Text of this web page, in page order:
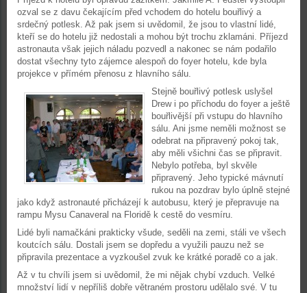
ozval se z davu čekajícím před vchodem do hotelu bouřlivý a
srdečný potlesk. Až pak jsem si uvědomil, že jsou to vlastní lidé,
kteří se do hotelu již nedostali a mohou být trochu zklamáni. Příjezd
astronauta však jejich náladu pozvedl a nakonec se nám podařilo
dostat všechny tyto zájemce alespoň do foyer hotelu, kde byla
projekce v přímém přenosu z hlavního sálu.
Stejně bouřlivý potlesk uslyšel
Drew i po příchodu do foyer a ještě
bouřlivější při vstupu do hlavního
sálu. Ani jsme neměli možnost se
odebrat na připravený pokoj tak,
aby měli všichni čas se připravit.
Nebylo potřeba, byl skvěle
připravený. Jeho typické mávnutí
rukou na pozdrav bylo úplně stejné
jako když astronauté přicházejí k autobusu, který je přepravuje na
rampu Mysu Canaveral na Floridě k cestě do vesmíru.
Lidé byli namačkáni prakticky všude, seděli na zemi, stáli ve všech
koutcích sálu. Dostali jsem se dopředu a využili pauzu než se
připravila prezentace a vyzkoušel zvuk ke krátké poradě co a jak.
Až v tu chvíli jsem si uvědomil, že mi nějak chybí vzduch. Velké
množství lidí v nepříliš dobře větraném prostoru udělalo své. V tu